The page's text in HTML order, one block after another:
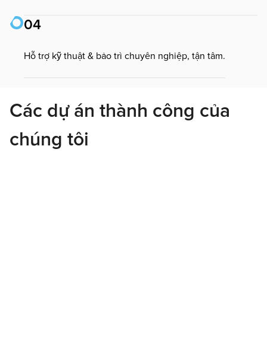
04
Hỗ trợ kỹ thuật & bảo trì chuyên nghiệp, tận tâm.
Các dự án thành công của
chúng tôi